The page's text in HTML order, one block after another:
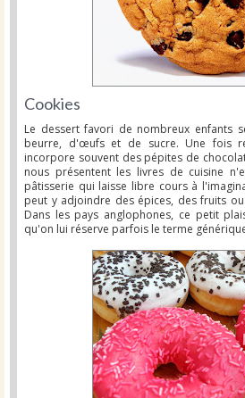
Cookies
Le dessert favori de nombreux enfants
beurre, d'œufs et de sucre. Une fois
incorpore souvent des pépites de
nous présentent les livres de cuisine
pâtisserie qui laisse libre cours à
peut y adjoindre des épices, des fruits
Dans les pays anglophones, ce petit
qu'on lui réserve parfois le terme